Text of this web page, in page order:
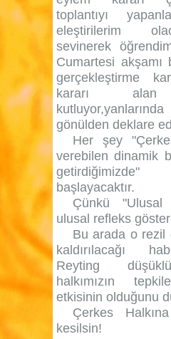
toplantıyı
eleştirilerim
sevinerek
Cumartesi
gerçekleştirme
kararı alan
kutluyor,yanlarında
gönülden deklare
Her şey
verebilen dinamik
başlayacaktır.
Çünkü
ulusal refleks
Bu arada o rezil
kaldırılacağı
Reyting
halkımızın
etkisinin olduğunu
Çerkes
kesilsin!